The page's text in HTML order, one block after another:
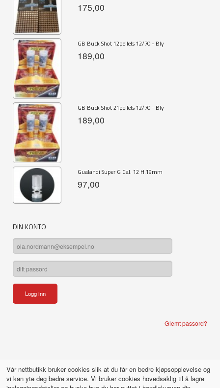
175,00
GB Buck Shot 12pellets 12/70 - Bly
189,00
GB Buck Shot 21pellets 12/70 - Bly
189,00
Gualandi Super G Cal. 12 H.19mm
97,00
DIN KONTO
Glemt passord?
Vår nettbutikk bruker cookies slik at du får en bedre kjøpsopplevelse og
vi kan yte deg bedre service. Vi bruker cookies hovedsaklig til å lagre